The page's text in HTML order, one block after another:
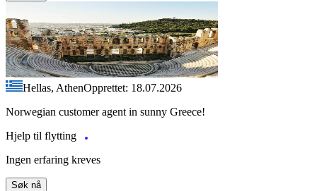
Hellas, AthenOpprettet: 18.07.2026
Norwegian customer agent in sunny Greece!
Hjelp til flytting
Ingen erfaring kreves
Søk nå